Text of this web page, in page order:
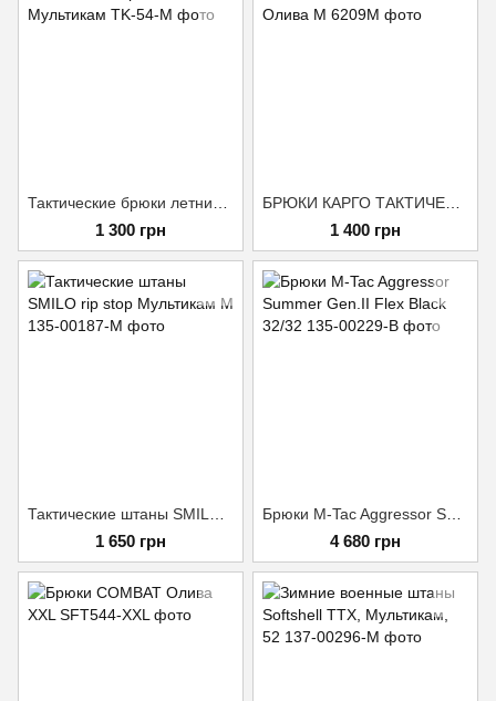
1 300 грн 1 400 грн
1 650 грн 4 680 грн